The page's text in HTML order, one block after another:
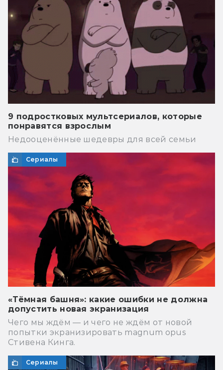
9 подростковых мультсериалов, которые
понравятся взрослым
Недооценённые шедевры для всей семьи
Сериалы
«Тёмная башня»: какие ошибки не должна
допустить новая экранизация
Чего мы ждём — и чего не ждём от новой
попытки экранизировать magnum opus
Стивена Кинга.
Сериалы